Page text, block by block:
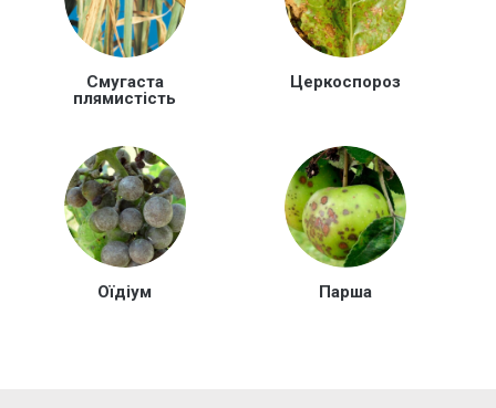
Смугаста
плямистість
Церкоспороз
Оїдіум Парша